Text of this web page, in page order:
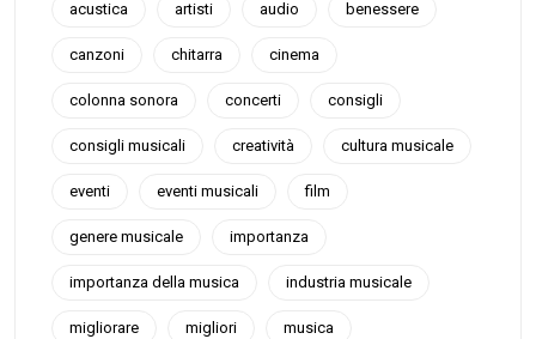
acustica artisti audio benessere
canzoni chitarra cinema
colonna sonora concerti consigli
consigli musicali creatività cultura musicale
eventi eventi musicali film
genere musicale importanza
importanza della musica industria musicale
migliorare migliori musica